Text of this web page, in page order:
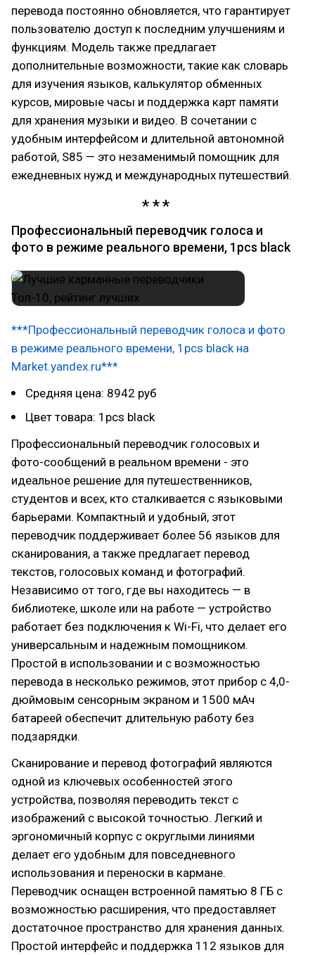
перевода постоянно обновляется, что гарантирует
пользователю доступ к последним улучшениям и
функциям. Модель также предлагает
дополнительные возможности, такие как словарь
для изучения языков, калькулятор обменных
курсов, мировые часы и поддержка карт памяти
для хранения музыки и видео. В сочетании с
удобным интерфейсом и длительной автономной
работой, S85 — это незаменимый помощник для
ежедневных нужд и международных путешествий.
Профессиональный переводчик голоса и
фото в режиме реального времени, 1pcs black
***Профессиональный переводчик голоса и фото
в режиме реального времени, 1pcs black на
Market.yandex.ru***
Средняя цена: 8942 руб
Цвет товара: 1pcs black
Профессиональный переводчик голосовых и
фото-сообщений в реальном времени - это
идеальное решение для путешественников,
студентов и всех, кто сталкивается с языковыми
барьерами. Компактный и удобный, этот
переводчик поддерживает более 56 языков для
сканирования, а также предлагает перевод
текстов, голосовых команд и фотографий.
Независимо от того, где вы находитесь — в
библиотеке, школе или на работе — устройство
работает без подключения к Wi-Fi, что делает его
универсальным и надежным помощником.
Простой в использовании и с возможностью
перевода в несколько режимов, этот прибор с 4,0-
дюймовым сенсорным экраном и 1500 мАч
батареей обеспечит длительную работу без
подзарядки.
Сканирование и перевод фотографий являются
одной из ключевых особенностей этого
устройства, позволяя переводить текст с
изображений с высокой точностью. Легкий и
эргономичный корпус с округлыми линиями
делает его удобным для повседневного
использования и переноски в кармане.
Переводчик оснащен встроенной памятью 8 ГБ с
возможностью расширения, что предоставляет
достаточное пространство для хранения данных.
Простой интерфейс и поддержка 112 языков для